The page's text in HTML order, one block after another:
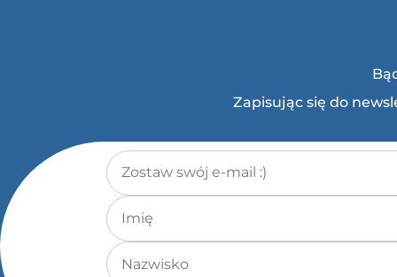
Zapisując się do
Adres e-mail*
Imię
Nazwisko